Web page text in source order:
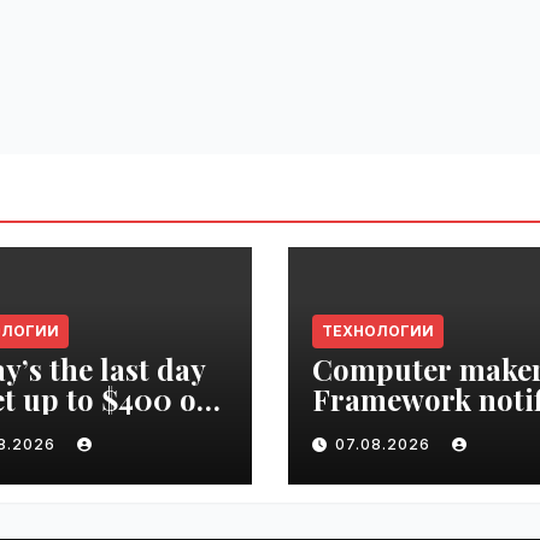
the last day
up to $400 off
2026 ticket |
ТЕХНОЛОГИИ
Computer
Framework
‘all customers’ of
data breach |
VseTime.ru
07.08.2026